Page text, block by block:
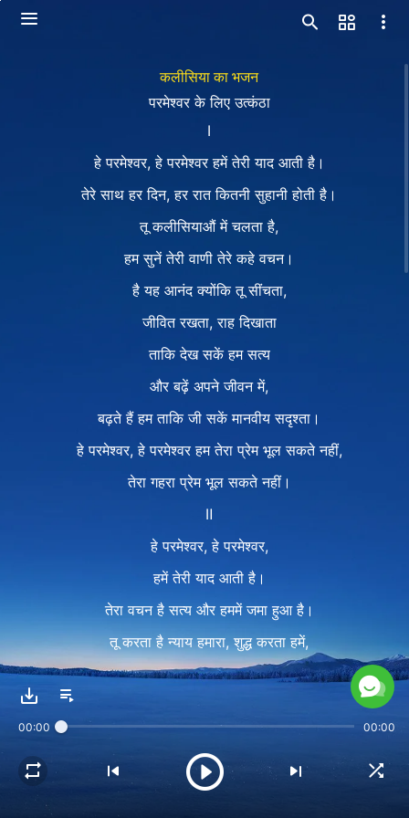
कलीसिया का भजन
परमेश्वर के लिए उत्कंठा
Ⅰ
हे परमेश्वर, हे परमेश्वर हमें तेरी याद आती है।
तेरे साथ हर दिन, हर रात कितनी सुहानी होती है।
तू कलीसियाऔं में चलता है,
हम सुनें तेरी वाणी तेरे कहे वचन।
है यह आनंद क्योंकि तू सींचता,
जीवित रखता, राह दिखाता
ताकि देख सकें हम सत्य
और बढ़ें अपने जीवन में,
बढ़ते हैं हम ताकि जी सकें मानवीय सदृश्ता।
हे परमेश्वर, हे परमेश्वर हम तेरा प्रेम भूल सकते नहीं,
तेरा गहरा प्रेम भूल सकते नहीं।
Ⅱ
हे परमेश्वर, हे परमेश्वर,
हमें तेरी याद आती है।
तेरा वचन है सत्य और हममें जमा हुआ है।
तू करता है न्याय हमारा, शुद्ध करता हमें,
और हम बच निकले हैं शैतान के प्रभाव से।
खुशियाँ मिले जीवन में।
00:00 00:00